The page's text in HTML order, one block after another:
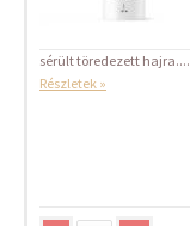
sérült töredezett hajra....
Részletek »